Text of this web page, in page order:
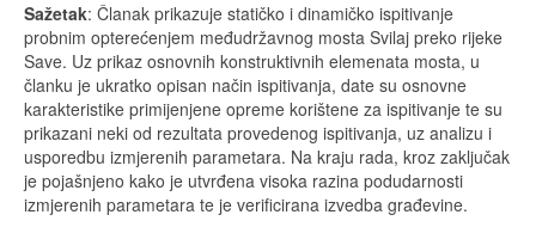
Sažetak: Članak prikazuje statičko i dinamičko ispitivanje
probnim opterećenjem međudržavnog mosta Svilaj preko rijeke
Save. Uz prikaz osnovnih konstruktivnih elemenata mosta, u
članku je ukratko opisan način ispitivanja, date su osnovne
karakteristike primijenjene opreme korištene za ispitivanje te su
prikazani neki od rezultata provedenog ispitivanja, uz analizu i
usporedbu izmjerenih parametara. Na kraju rada, kroz zaključak
je pojašnjeno kako je utvrđena visoka razina podudarnosti
izmjerenih parametara te je verificirana izvedba građevine.